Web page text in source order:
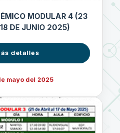
MODULAR 4 (23
DE JUNIO 2025)
detalles
mayo del 2025